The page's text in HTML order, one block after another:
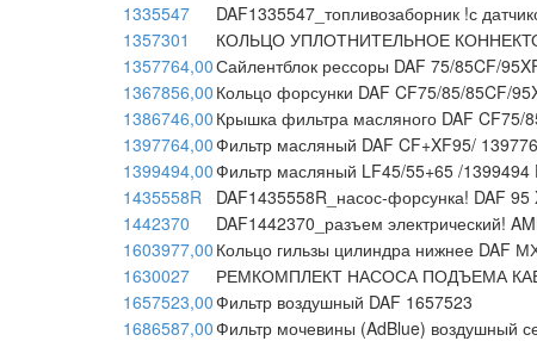
1335547
DAF1335547_топливозаборник !с
1357301
КОЛЬЦО УПЛОТНИТЕЛЬНОЕ
1357764,00Сайлентблок рессоры DAF 75/85CF/
1367856,00 Кольцо форсунки DAF CF75/85/85CF/
1386746,00 Крышка фильтра масляного DAF CF75/
1397764,00Фильтр масляный DAF CF+XF95/
1399494,00Фильтр масляный LF45/55+65 /1399494
1435558R
DAF1435558R_насос-форсунка! DAF
1442370
DAF1442370_разъем электрический!
1603977,00 Кольцо гильзы цилиндра нижнее DAF
1630027
РЕМКОМПЛЕКТ НАСОСА ПОДЪЕМА
1657523,00Фильтр воздушный DAF 1657523
1686587,00Фильтр мочевины (AdBlue) воздушный